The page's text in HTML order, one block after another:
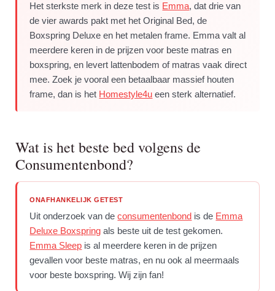
Het sterkste merk in deze test is Emma, dat drie van
de vier awards pakt met het Original Bed, de
Boxspring Deluxe en het metalen frame. Emma valt al
meerdere keren in de prijzen voor beste matras en
boxspring, en levert lattenbodem of matras vaak direct
mee. Zoek je vooral een betaalbaar massief houten
frame, dan is het Homestyle4u een sterk alternatief.
Wat is het beste bed volgens de
Consumentenbond?
ONAFHANKELIJK GETEST
Uit onderzoek van deconsumentenbond is de Emma
Deluxe Boxspring als beste uit de test gekomen.
Emma Sleep is al meerdere keren in de prijzen
gevallen voor beste matras, en nu ook al meermaals
voor beste boxspring. Wij zijn fan!